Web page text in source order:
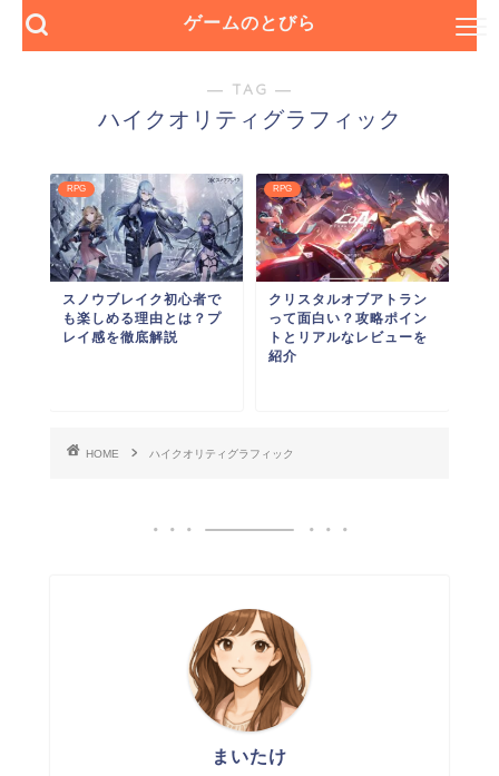
ゲームのとびら
― TAG ―
ハイクオリティグラフィック
RPG
スノウブレイク初心者で
も楽しめる理由とは？プ
レイ感を徹底解説
RPG
クリスタルオブアトラン
って面白い？攻略ポイン
トとリアルなレビューを
紹介
HOME ハイクオリティグラフィック
まいたけ